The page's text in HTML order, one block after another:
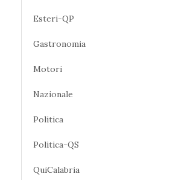
Esteri-QP
Gastronomia
Motori
Nazionale
Politica
Politica-QS
QuiCalabria